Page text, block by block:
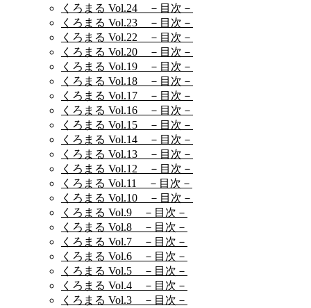
くろまる Vol.24 －目次－
くろまる Vol.23 －目次－
くろまる Vol.22 －目次－
くろまる Vol.20 －目次－
くろまる Vol.19 －目次－
くろまる Vol.18 －目次－
くろまる Vol.17 －目次－
くろまる Vol.16 －目次－
くろまる Vol.15 －目次－
くろまる Vol.14 －目次－
くろまる Vol.13 －目次－
くろまる Vol.12 －目次－
くろまる Vol.11 －目次－
くろまる Vol.10 －目次－
くろまる Vol.9 －目次－
くろまる Vol.8 －目次－
くろまる Vol.7 －目次－
くろまる Vol.6 －目次－
くろまる Vol.5 －目次－
くろまる Vol.4 －目次－
くろまる Vol.3 －目次－